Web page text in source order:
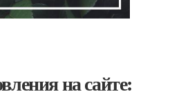
на сайте: